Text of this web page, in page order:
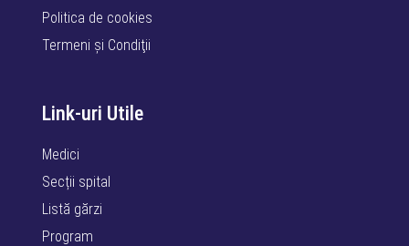
Politica de cookies
Termeni şi Condiţii
Link-uri Utile
Medici
Secții spital
Listă gărzi
Program